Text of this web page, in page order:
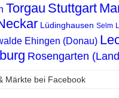
Torgau Stuttgart
Lüdinghausen Selm
Ehingen (Donau)
Rosengarten
Märkte bei Facebook